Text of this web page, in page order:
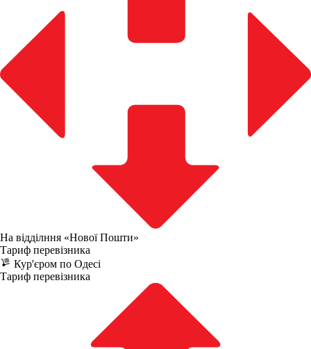
На відділння «Нової Пошти»
Тариф перевізника
Кур'єром по Одесі
Тариф перевізника